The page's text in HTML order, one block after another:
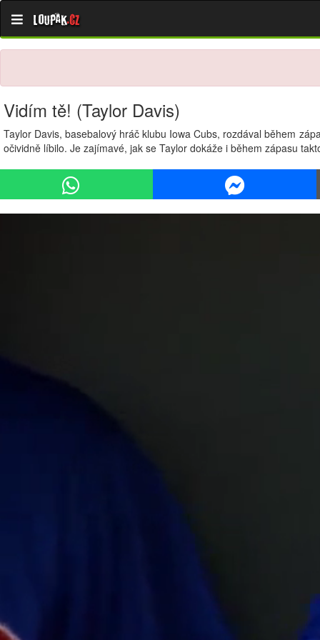
Loupak.cz
Vidím tě! (Taylor Davis)
Taylor Davis, basebalový hráč klubu Iowa Cubs, rozdával během
očividně líbilo. Je zajímavé, jak se Taylor dokáže i během zápasu